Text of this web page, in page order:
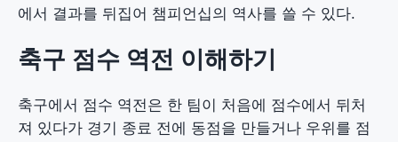
에서 결과를 뒤집어 챔피언십의 역사를 쓸 수 있다.
축구 점수 역전 이해하기
축구에서 점수 역전은 한 팀이 처음에 점수에서 뒤처
져 있다가 경기 종료 전에 동점을 만들거나 우위를 점